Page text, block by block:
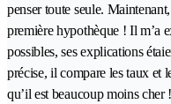
penser toute seule.
première hypothèque ! Il m’a
possibles, ses explications
précise, il compare les taux et
qu’il est beaucoup moins cher